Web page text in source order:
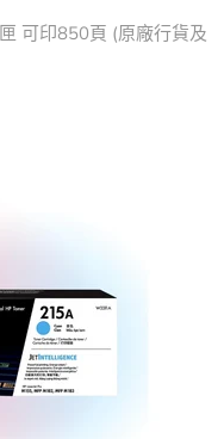
可印850頁 (原廠行貨及